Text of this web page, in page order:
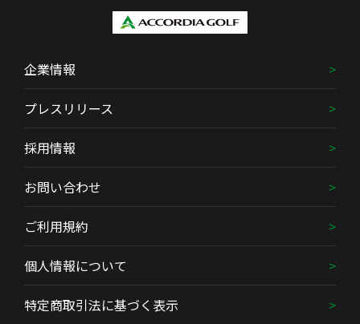
企業情報
プレスリリース
採用情報
お問い合わせ
ご利用規約
個人情報について
特定商取引法に基づく表示